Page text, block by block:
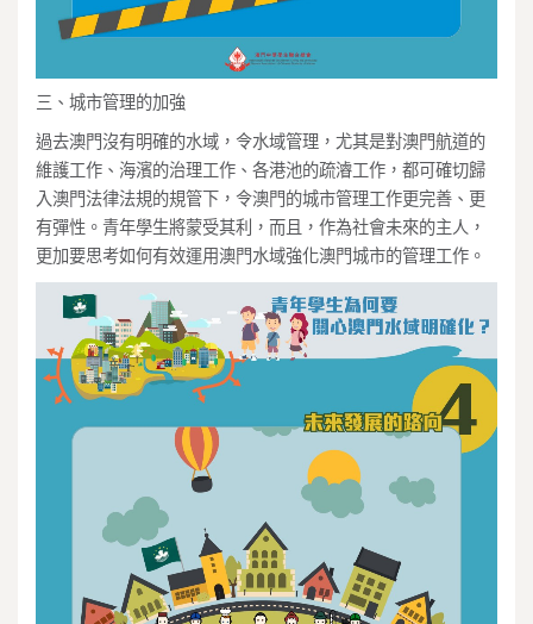
三、城市管理的加強
過去澳門沒有明確的水域，令水域管理，尤其是對澳門航道的
維護工作、海濱的治理工作、各港池的疏濬工作，都可確切歸
入澳門法律法規的規管下，令澳門的城市管理工作更完善、更
有彈性。青年學生將蒙受其利，而且，作為社會未來的主人，
更加要思考如何有效運用澳門水域強化澳門城市的管理工作。